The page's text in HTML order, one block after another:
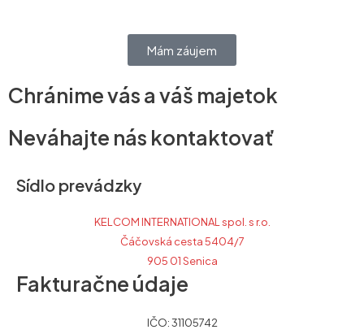
Mám záujem
Chránime vás a váš majetok
Neváhajte nás kontaktovať
Sídlo prevádzky
KELCOM INTERNATIONAL spol. s r.o.
Čáčovská cesta 5404/7
905 01 Senica
Fakturačne údaje
IČO: 31105742